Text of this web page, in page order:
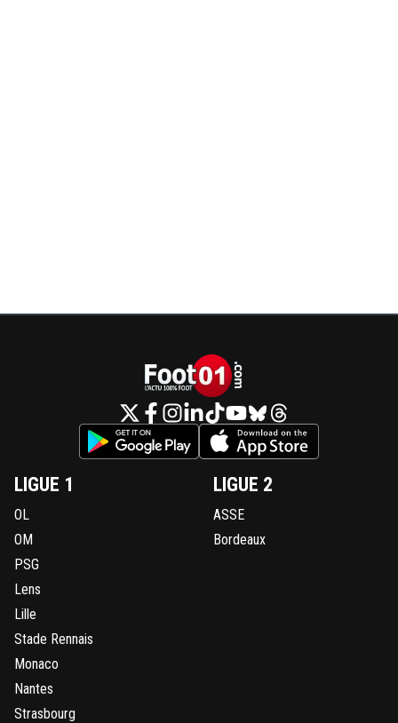
LIGUE 1
OL
OM
PSG
Lens
Lille
Stade Rennais
Monaco
Nantes
Strasbourg
LIGUE 2
ASSE
Bordeaux